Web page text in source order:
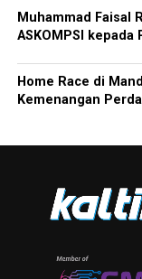
Muhammad Faisal
ASKOMPSI kepada
Home Race di
Kemenangan